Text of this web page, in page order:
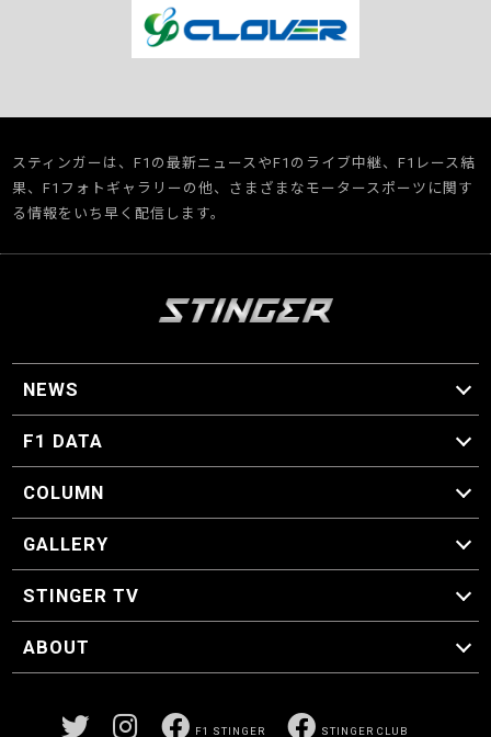
スティンガーは、F1の最新ニュースやF1のライブ中継、F1レース結
果、F1フォトギャラリーの他、さまざまなモータースポーツに関す
る情報をいち早く配信します。
NEWS
F1 ニュース
F1 DATA
F1 日程
F1 データ
COLUMN
マイ・ワンダフル・サーキット
スクーデリア・一方通行
F1に燃え、ゴルフに泣く日々。
スティングくんの部屋
GALLERY
GALLERY
STINGER TV
STINGER TV
ABOUT
F1 STINGER STINGER CLUB